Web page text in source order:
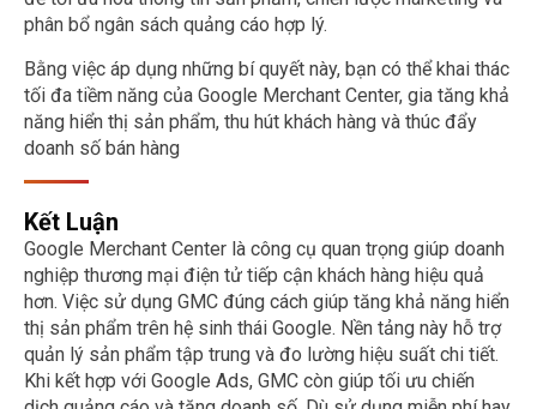
phân bổ ngân sách quảng cáo hợp lý.
Bằng việc áp dụng những bí quyết này, bạn có thể khai thác
tối đa tiềm năng của Google Merchant Center, gia tăng khả
năng hiển thị sản phẩm, thu hút khách hàng và thúc đẩy
doanh số bán hàng
Kết Luận
Google Merchant Center là công cụ quan trọng giúp doanh
nghiệp thương mại điện tử tiếp cận khách hàng hiệu quả
hơn. Việc sử dụng GMC đúng cách giúp tăng khả năng hiển
thị sản phẩm trên hệ sinh thái Google. Nền tảng này hỗ trợ
quản lý sản phẩm tập trung và đo lường hiệu suất chi tiết.
Khi kết hợp với Google Ads, GMC còn giúp tối ưu chiến